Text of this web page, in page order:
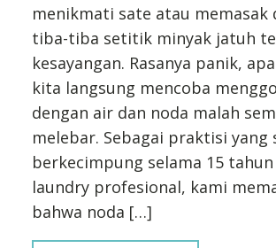
menikmati sate atau memasak
tiba-tiba setitik minyak jatuh
kesayangan. Rasanya panik,
kita langsung mencoba
dengan air dan noda malah
melebar. Sebagai praktisi yang
berkecimpung selama 15
laundry profesional, kami
bahwa noda […]